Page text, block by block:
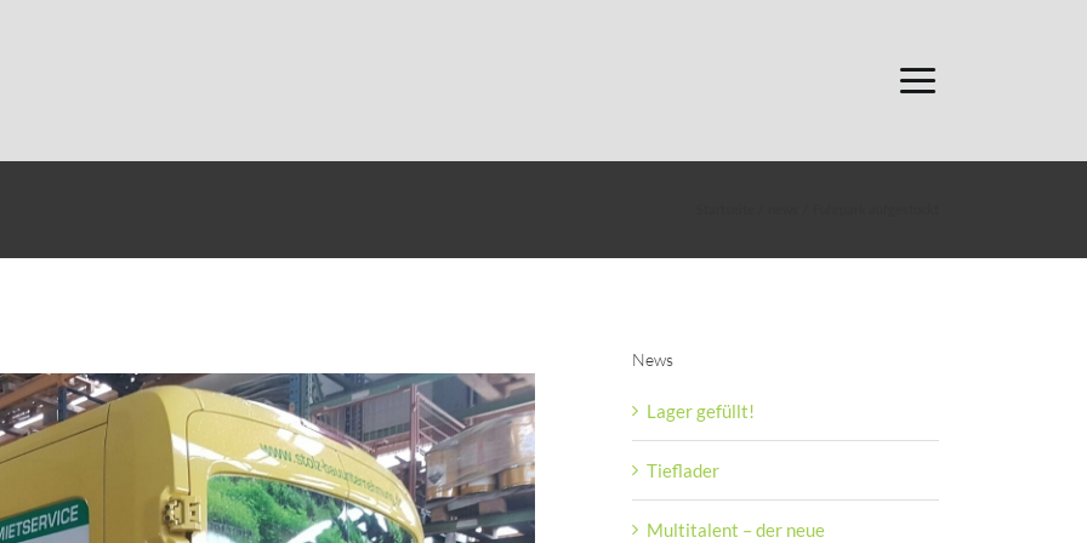
News
Lager gefüllt!
Tieflader
Multitalent – der neue